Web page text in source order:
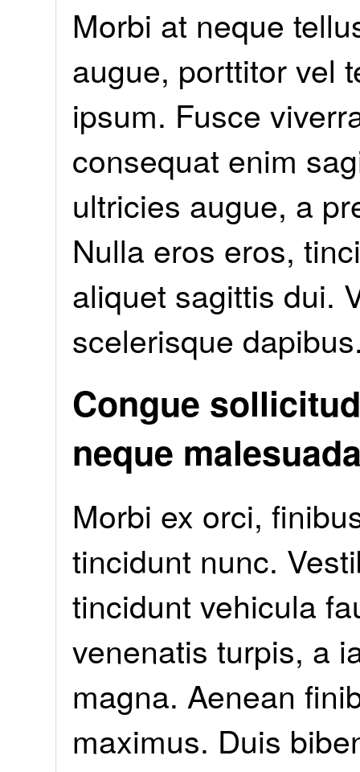
Morbi at neque
augue, porttitor vel
ipsum. Fusce
consequat enim
ultricies augue, a
Nulla eros eros,
aliquet sagittis dui.
scelerisque
Congue
neque
Morbi ex orci,
tincidunt nunc.
tincidunt vehicula
venenatis turpis, a
magna. Aenean
maximus. Duis